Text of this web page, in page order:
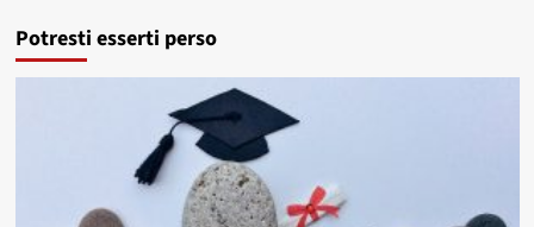
Potresti esserti perso